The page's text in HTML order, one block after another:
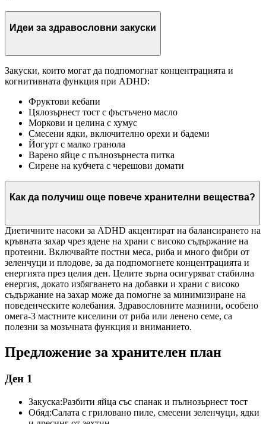
Идеи за здравословни закуски
Закуски, които могат да подпомогнат концентрацията и
когнитивната функция при ADHD:
Фруктови кебапи
Цялозърнест тост с фъстъчено масло
Моркови и целина с хумус
Смесени ядки, включително орехи и бадеми
Йогурт с малко гранола
Варено яйце с пълнозърнеста питка
Сирене на кубчета с черешови домати
Как да получиш още повече хранителни вещества?
Диетичните насоки за ADHD акцентират на балансирането на
кръвната захар чрез ядене на храни с високо съдържание на
протеини. Включвайте постни меса, риба и много фибри от
зеленчуци и плодове, за да подпомогнете концентрацията и
енергията през целия ден. Целите зърна осигуряват стабилна
енергия, докато избягването на добавки и храни с високо
съдържание на захар може да помогне за минимизиране на
поведенческите колебания. Здравословните мазнини, особено
омега-3 мастните киселини от риба или ленено семе, са
полезни за мозъчната функция и вниманието.
Предложение за хранителен план
Ден 1
Закуска:Разбити яйца със спанак и пълнозърнест тост
Обяд:Салата с гриловано пиле, смесени зеленчуци, ядки